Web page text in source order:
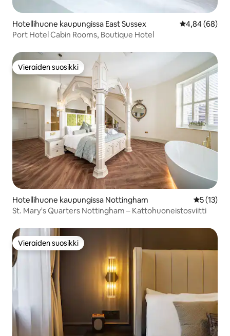
Hotellihuone kaupungissa East Sussex
4,84 (68)
Port Hotel Cabin Rooms, Boutique Hotel
Vieraiden suosikki
Vieraiden suosikki
Hotellihuone kaupungissa Nottingham
5 (13)
St. Mary's Quarters Nottingham – Kattohuoneistosviitti
Vieraiden suosikki
Vieraiden suosikki